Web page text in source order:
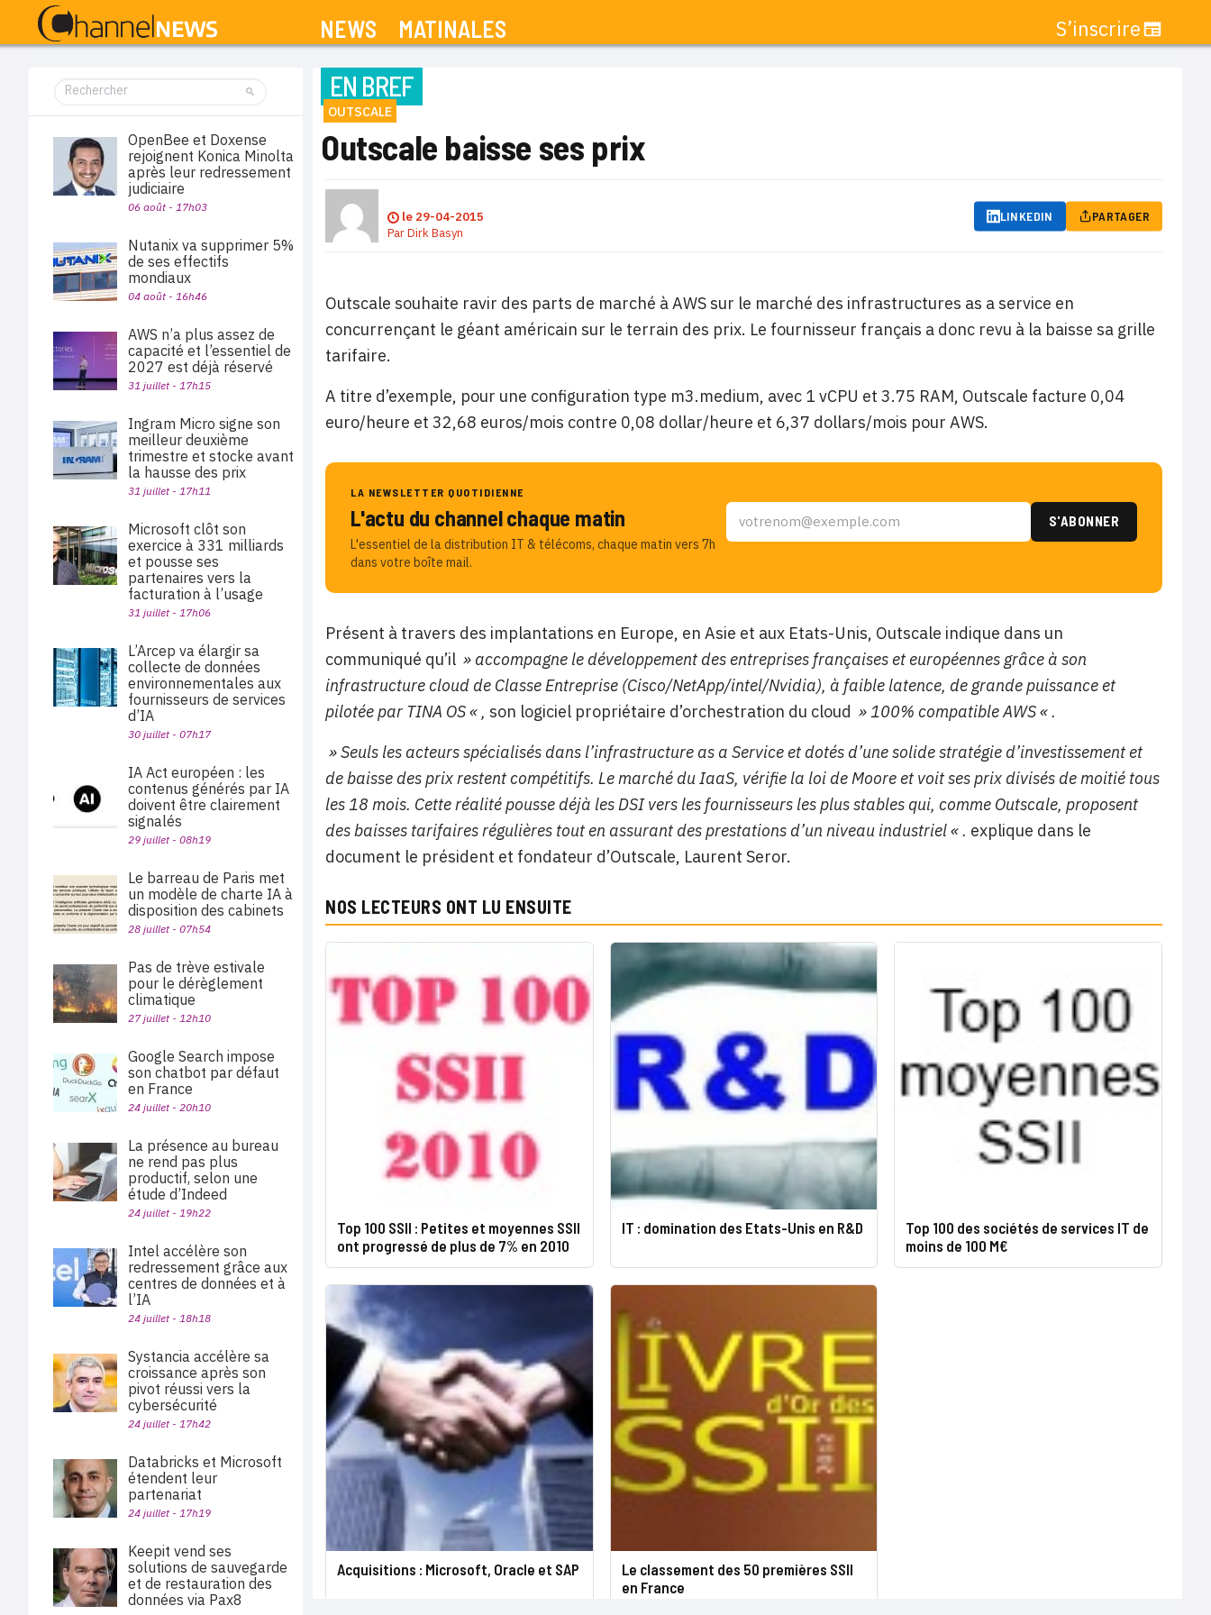
NEWS MATINALES S’inscrire
EN BREF
OUTSCALE
Outscale baisse ses prix
le 29-04-2015
ParDirk Basyn
LINKEDIN PARTAGER
Outscale souhaite ravir des parts de marché à AWS sur le marché des infrastructures as a service en
concurrençant le géant américain sur le terrain des prix. Le fournisseur français a donc revu à la baisse sa grille
tarifaire.
A titre d’exemple, pour une configuration type m3.medium, avec 1 vCPU et 3.75 RAM, Outscale facture 0,04
euro/heure et 32,68 euros/mois contre 0,08 dollar/heure et 6,37 dollars/mois pour AWS.
LA NEWSLETTER QUOTIDIENNE
L'actu du channel chaque matin
L'essentiel de la distribution IT & télécoms, chaque matin vers 7h
dans votre boîte mail.
Présent à travers des implantations en Europe, en Asie et aux Etats-Unis, Outscale indique dans un
communiqué qu’il » accompagne le développement des entreprises françaises et européennes grâce à son
infrastructure cloud de Classe Entreprise (Cisco/NetApp/intel/Nvidia), à faible latence, de grande puissance et
pilotée par TINA OS « , son logiciel propriétaire d’orchestration du cloud » 100% compatible AWS « .
» Seuls les acteurs spécialisés dans l’infrastructure as a Service et dotés d’une solide stratégie d’investissement et
de baisse des prix restent compétitifs. Le marché du IaaS, vérifie la loi de Moore et voit ses prix divisés de moitié tous
les 18 mois. Cette réalité pousse déjà les DSI vers les fournisseurs les plus stables qui, comme Outscale, proposent
des baisses tarifaires régulières tout en assurant des prestations d’un niveau industriel « . explique dans le
document le président et fondateur d’Outscale, Laurent Seror.
NOS LECTEURS ONT LU ENSUITE
Top 100 SSII : Petites et moyennes SSII
ont progressé de plus de 7% en 2010
IT : domination des Etats-Unis en R&D
Top 100 des sociétés de services IT de
moins de 100 M€
Acquisitions : Microsoft, Oracle et SAP
Le classement des 50 premières SSII
en France
OpenBee et Doxense
rejoignent Konica Minolta
après leur redressement
judiciaire
06 août - 17h03
Nutanix va supprimer 5%
de ses effectifs
mondiaux
04 août - 16h46
AWS n’a plus assez de
capacité et l’essentiel de
2027 est déjà réservé
31 juillet - 17h15
Ingram Micro signe son
meilleur deuxième
trimestre et stocke avant
la hausse des prix
31 juillet - 17h11
Microsoft clôt son
exercice à 331 milliards
et pousse ses
partenaires vers la
facturation à l’usage
31 juillet - 17h06
L’Arcep va élargir sa
collecte de données
environnementales aux
fournisseurs de services
d’IA
30 juillet - 07h17
IA Act européen : les
contenus générés par IA
doivent être clairement
signalés
29 juillet - 08h19
Le barreau de Paris met
un modèle de charte IA à
disposition des cabinets
28 juillet - 07h54
Pas de trève estivale
pour le dérèglement
climatique
27 juillet - 12h10
Google Search impose
son chatbot par défaut
en France
24 juillet - 20h10
La présence au bureau
ne rend pas plus
productif, selon une
étude d’Indeed
24 juillet - 19h22
Intel accélère son
redressement grâce aux
centres de données et à
l’IA
24 juillet - 18h18
Systancia accélère sa
croissance après son
pivot réussi vers la
cybersécurité
24 juillet - 17h42
Databricks et Microsoft
étendent leur
partenariat
24 juillet - 17h19
Keepit vend ses
solutions de sauvegarde
et de restauration des
données via Pax8